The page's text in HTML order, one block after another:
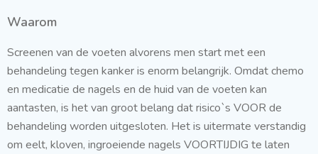
Waarom
Screenen van de voeten alvorens men start met een
behandeling tegen kanker is enorm belangrijk. Omdat chemo
en medicatie de nagels en de huid van de voeten kan
aantasten, is het van groot belang dat risico`s VOOR de
behandeling worden uitgesloten. Het is uitermate verstandig
om eelt, kloven, ingroeiende nagels VOORTIJDIG te laten